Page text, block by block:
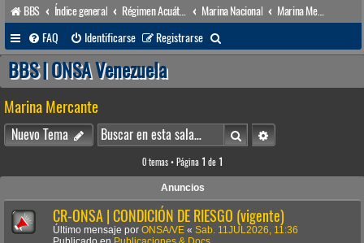
BBS Índice general Marina Nacional
Marina Mercante
FAQ
Identificarse Registrarse
u
a
r
BBS | ONSA Venezuela
Marina Mercante
Nuevo Tema BuscarBúsqueda avanzada
0 temas • Página 1 de 1
Anuncios
CR-ONSA | CONDICIÓN DE RIESGO (vigente)
Último mensaje por ONSA/VE « Sab. 11JUL2026, 11:36
Publicado en Publicaciones & Docs.